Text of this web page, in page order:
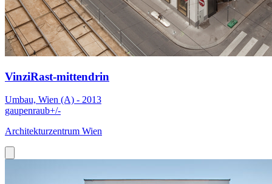
VinziRast-mittendrin
Umbau, Wien (A) - 2013
gaupenraub+/-
Architekturzentrum Wien